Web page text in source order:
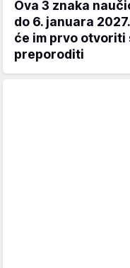
Ova 3 znaka
do 6. januara
će im prvo otvoriti
preporoditi